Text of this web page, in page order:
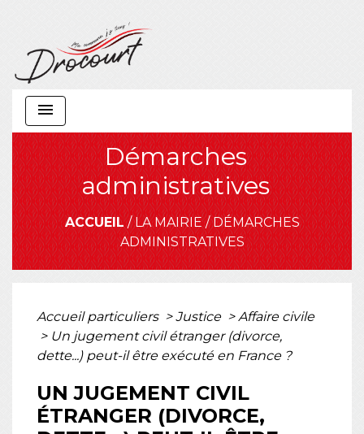
menu
Démarches
administratives
ACCUEIL/LA MAIRIE/DÉMARCHES
ADMINISTRATIVES
Accueil particuliers > Justice > Affaire civile
> Un jugement civil étranger (divorce,
dette...) peut-il être exécuté en France ?
UN JUGEMENT CIVIL
ÉTRANGER (DIVORCE,